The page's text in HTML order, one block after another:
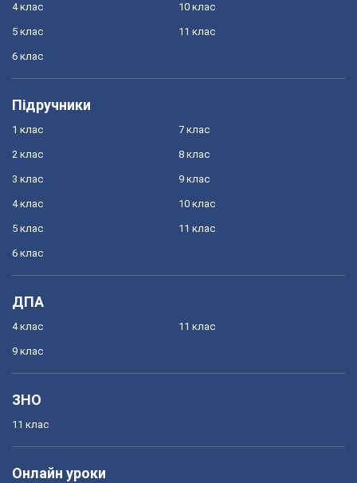
4 клас
5 клас
6 клас
10 клас
11 клас
Підручники
1 клас
2 клас
3 клас
4 клас
5 клас
6 клас
7 клас
8 клас
9 клас
10 клас
11 клас
ДПА
4 клас
9 клас
11 клас
ЗНО
11 клас
Онлайн уроки